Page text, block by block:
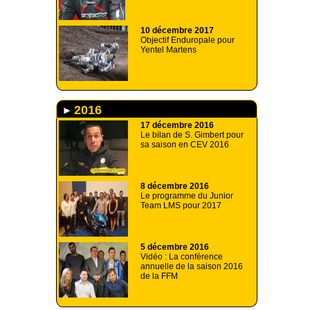
10 décembre 2017
Objectif Enduropale pour
Yentel Martens
2016
17 décembre 2016
Le bilan de S. Gimbert pour
sa saison en CEV 2016
8 décembre 2016
Le programme du Junior
Team LMS pour 2017
5 décembre 2016
Vidéo : La conférence
annuelle de la saison 2016
de la FFM